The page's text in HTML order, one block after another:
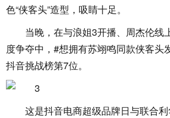
色“侠客头”造型，吸睛十足。
当晚，在与浪姐3开播、周杰伦线
度争夺中，#想拥有苏翊鸣同款侠客头
抖音挑战榜第7位。
这是抖音电商超级品牌日与联合